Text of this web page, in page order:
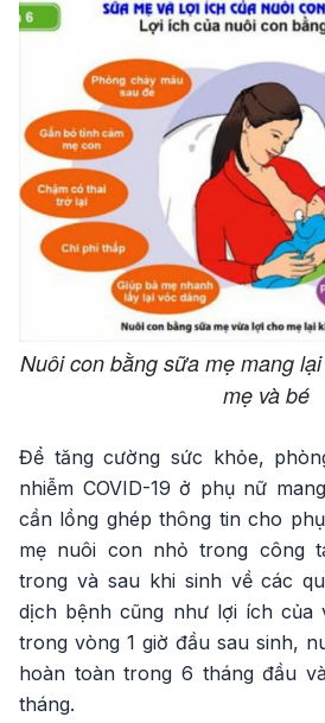
Nuôi con bằng sữa mẹ mang
mẹ và bé
Để tăng cường sức khỏe,
nhiễm COVID-19 ở phụ nữ
cần lồng ghép thông tin cho
mẹ nuôi con nhỏ trong công
trong và sau khi sinh về các
dịch bệnh cũng như lợi ích của
trong vòng 1 giờ đầu sau sinh,
hoàn toàn trong 6 tháng đầu
tháng.